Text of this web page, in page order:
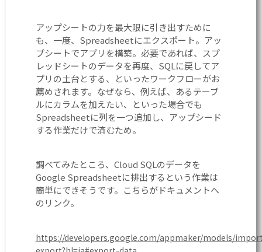
アップシートの力を最大限に引き出すために
も、一度、Spreadsheetにエクスポート。アッ
プシートでアプリを構築。必要であれば、スプ
レッドシートのデータを再度、SQLに戻してア
プリの土台とする、といったワークフローがお
薦めされます。なぜなら、例えば、あるテーブ
ルにカラムを加えたい、といった場合でも
Spreadsheetに列を一つ追加し、アップシード
する作業だけで済むため。
調べてみたところ、Cloud SQLのデータを
Google Spreadsheetに排出するという作業は
簡単にできそうです。こちらがドキュメントへ
のリンク。
https://developers.google.com/appmaker/models/